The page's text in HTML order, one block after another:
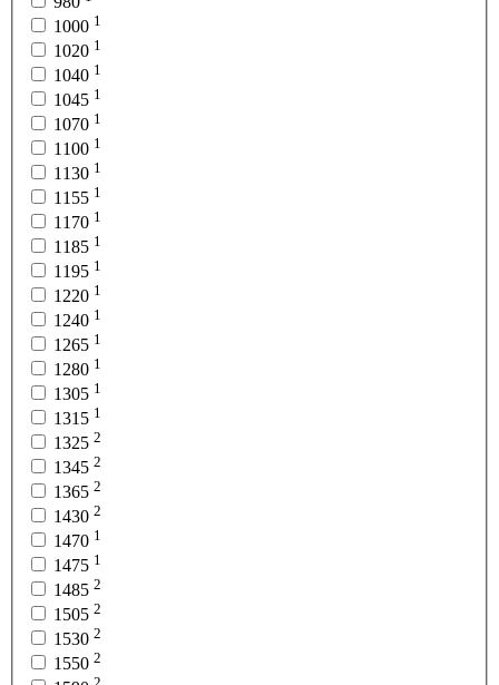
1000 1
1020 1
1040 1
1045 1
1070 1
1100 1
1130 1
1155 1
1170 1
1185 1
1195 1
1220 1
1240 1
1265 1
1280 1
1305 1
1315 1
1325 2
1345 2
1365 2
1430 2
1470 1
1475 1
1485 2
1505 2
1530 2
1550 2